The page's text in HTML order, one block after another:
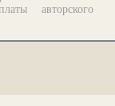
авторского